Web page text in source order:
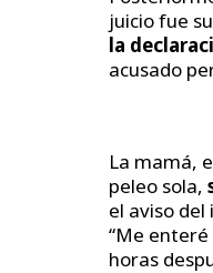
juicio fue
la
acusado
La mamá,
peleo sola,
el aviso
“Me
horas